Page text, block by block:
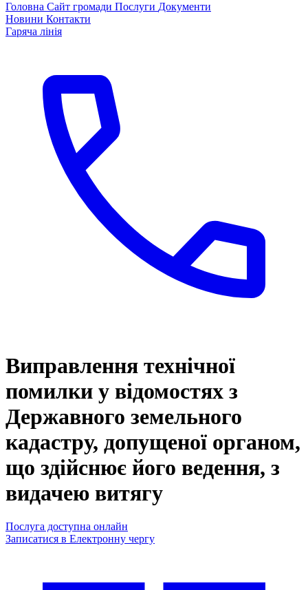
Головна Сайт громади Послуги Документи
Новини Контакти
Гаряча лінія
Виправлення технічної
помилки у відомостях з
Державного земельного
кадастру, допущеної органом,
що здійснює його ведення, з
видачею витягу
Послуга доступна онлайн
Записатися в Електронну чергу